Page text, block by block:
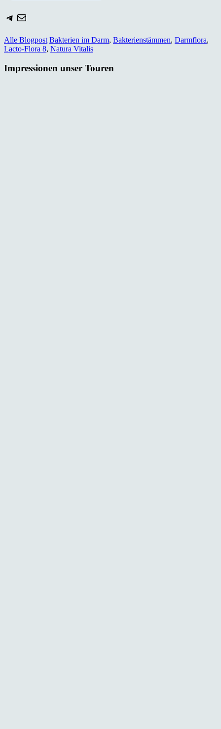
Telegram
E-Mail
Alle Blogpost Bakterien im Darm, Bakterienstämmen, Darmflora,
Lacto-Flora 8, Natura Vitalis
Impressionen unser Touren